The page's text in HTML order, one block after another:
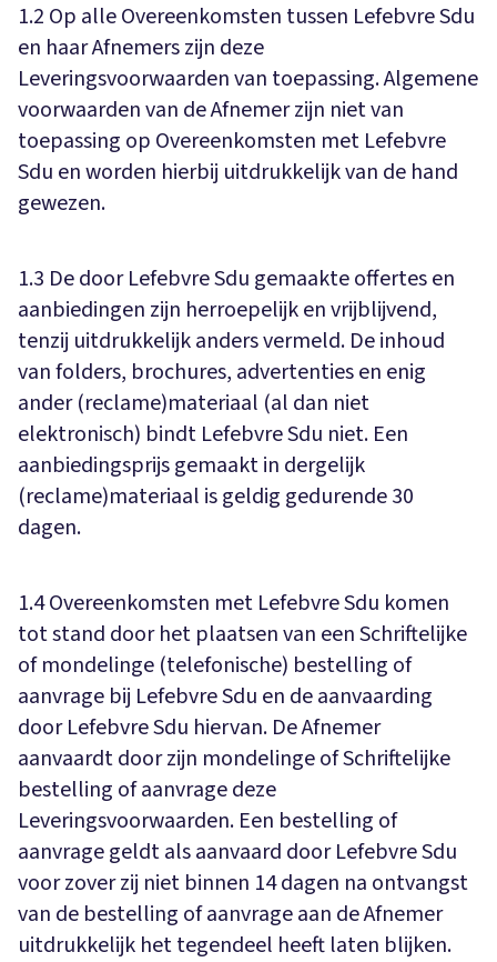
1.2 Op alle Overeenkomsten tussen Lefebvre Sdu
en haar Afnemers zijn deze
Leveringsvoorwaarden van toepassing. Algemene
voorwaarden van de Afnemer zijn niet van
toepassing op Overeenkomsten met Lefebvre
Sdu en worden hierbij uitdrukkelijk van de hand
gewezen.
1.3 De door Lefebvre Sdu gemaakte offertes en
aanbiedingen zijn herroepelijk en vrijblijvend,
tenzij uitdrukkelijk anders vermeld. De inhoud
van folders, brochures, advertenties en enig
ander (reclame)materiaal (al dan niet
elektronisch) bindt Lefebvre Sdu niet. Een
aanbiedingsprijs gemaakt in dergelijk
(reclame)materiaal is geldig gedurende 30
dagen.
1.4 Overeenkomsten met Lefebvre Sdu komen
tot stand door het plaatsen van een Schriftelijke
of mondelinge (telefonische) bestelling of
aanvrage bij Lefebvre Sdu en de aanvaarding
door Lefebvre Sdu hiervan. De Afnemer
aanvaardt door zijn mondelinge of Schriftelijke
bestelling of aanvrage deze
Leveringsvoorwaarden. Een bestelling of
aanvrage geldt als aanvaard door Lefebvre Sdu
voor zover zij niet binnen 14 dagen na ontvangst
van de bestelling of aanvrage aan de Afnemer
uitdrukkelijk het tegendeel heeft laten blijken.